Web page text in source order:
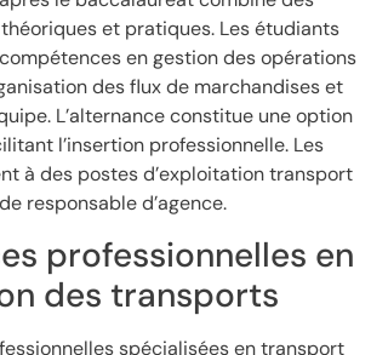
et pratiques. Les étudiants
en gestion des opérations
des flux de marchandises et
L’alternance constitue une option
l’insertion professionnelle. Les
à des postes d’exploitation transport
responsable d’agence.
professionnelles en
des transports
spécialisées en transport